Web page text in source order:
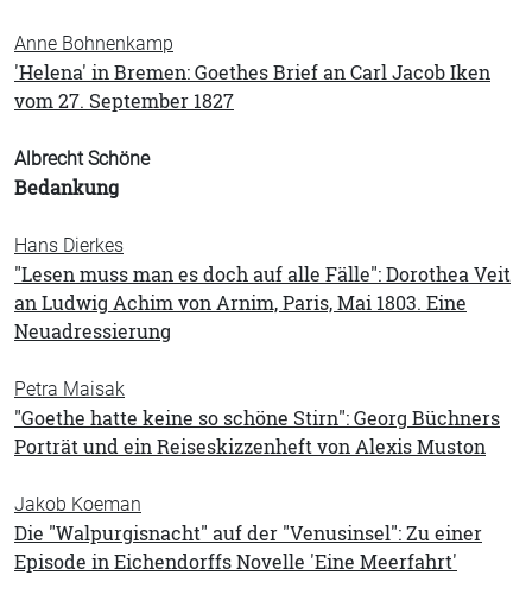
Anne Bohnenkamp
'Helena' in Bremen: Goethes Brief an Carl Jacob Iken
vom 27. September 1827
Albrecht Schöne
Bedankung
Hans Dierkes
"Lesen muss man es doch auf alle Fälle": Dorothea Veit
an Ludwig Achim von Arnim, Paris, Mai 1803. Eine
Neuadressierung
Petra Maisak
"Goethe hatte keine so schöne Stirn": Georg Büchners
Porträt und ein Reiseskizzenheft von Alexis Muston
Jakob Koeman
Die "Walpurgisnacht" auf der "Venusinsel": Zu einer
Episode in Eichendorffs Novelle 'Eine Meerfahrt'